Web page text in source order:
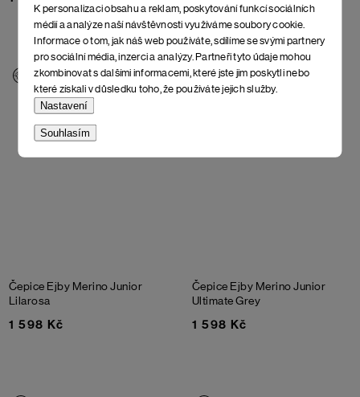
K personalizaci obsahu a reklam, poskytování funkcí sociálních
médií a analýze naší návštěvnosti využíváme soubory cookie.
Informace o tom, jak náš web používáte, sdílíme se svými partnery
pro sociální média, inzerci a analýzy. Partneři tyto údaje mohou
zkombinovat s dalšími informacemi, které jste jim poskytli nebo
které získali v důsledku toho, že používáte jejich služby.
Nastavení
Souhlasím
Čepice Ejby Merino Junior
Lilarosa
1 598 Kč
Čepice Ejby Merino Junior
Ultimate Grey
1 598 Kč